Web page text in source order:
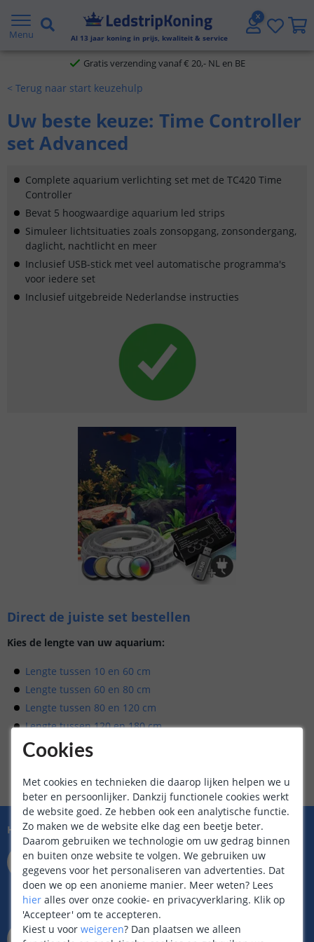
Menu Al 13 jaar koning in prijs, kwaliteit & service
5 jaar garantie
Gratis verzending vanaf € 20,- NL en BE
Klantbeoordeling 9.1
Voor 23:45 uur besteld,morgen in huis
< Terug naar start keuzehulp
Uw beste keuze: Time Controller
set Advanced
Complete aquarium verlichting set met de TC420 Time
Controller
Bevat 5 hoogwaardige aquarium led strips
Simuleer lichtsituaties zoals zonsopgang, zonsondergang,
daglicht, nachtlicht en meer
Inclusief USB-stick met veel automatische programma's
voor iedere set
Inclusief uitgebreide Nederlandse instructies
Direct de juiste set bestellen
Kies de lengte van uw aquarium:
Lengte tussen 10 en 60 cm
Lengte tussen 60 en 80 cm
Lengte tussen 80 en 120 cm
Lengte tussen 120 en 180 cm
Lengte tussen 180 en 220 cm
Hulp nodig?
073 704 11 01
Bereikbaar op ma t/m vr
van 9.00 tot 22.00 uur
Zaterdag van 9.00 tot 17.00 uur
Zondag van 12.00 tot 17.00 uur
info@ledstripkoning.be
Cookies
Met cookies en technieken die daarop lijken helpen we u
beter en persoonlijker. Dankzij functionele cookies werkt
de website goed. Ze hebben ook een analytische functie.
Zo maken we de website elke dag een beetje beter.
Daarom gebruiken we technologie om uw gedrag binnen
en buiten onze website te volgen. We gebruiken uw
gegevens voor het personaliseren van advertenties. Dat
doen we op een anonieme manier. Meer weten? Lees
hier alles over onze cookie- en privacyverklaring. Klik op
'Accepteer' om te accepteren.
Kiest u voor weigeren? Dan plaatsen we alleen